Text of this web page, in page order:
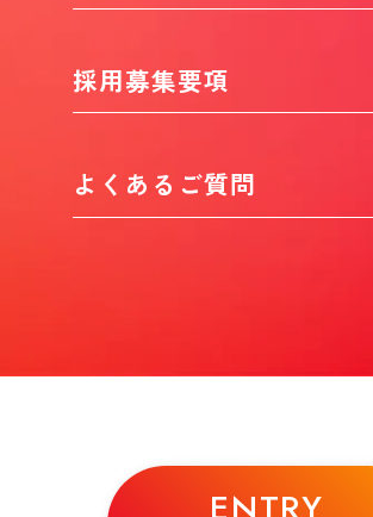
採用募集要項
よくあるご質問